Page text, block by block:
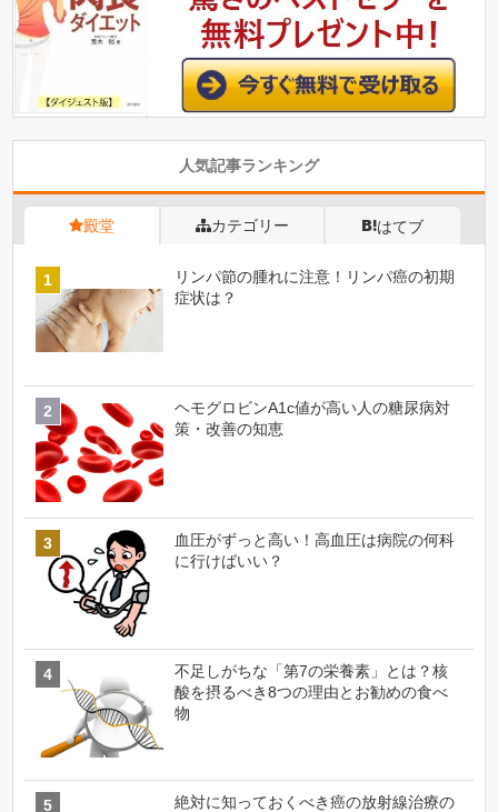
人気記事ランキング
殿堂 カテゴリー はてブ
リンパ節の腫れに注意！リンパ癌の初期
症状は？
ヘモグロビンA1c値が高い人の糖尿病対
策・改善の知恵
血圧がずっと高い！高血圧は病院の何科
に行けばいい？
不足しがちな「第7の栄養素」とは？核
酸を摂るべき8つの理由とお勧めの食べ
物
絶対に知っておくべき癌の放射線治療の